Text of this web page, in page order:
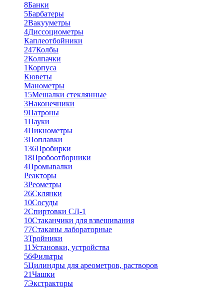
8Банки
5Барбатеры
2Вакууметры
4Диссоциометры
Каплеотбойники
247Колбы
2Колпачки
1Корпуса
Кюветы
Манометры
15Мешалки стеклянные
3Наконечники
9Патроны
1Пауки
4Пикнометры
3Поплавки
136Пробирки
18Пробоотборники
4Промывалки
Реакторы
3Реометры
26Склянки
10Сосуды
2Спиртовки СЛ-1
10Стаканчики для взвешивания
77Стаканы лабораторные
3Тройники
11Установки, устройства
56Фильтры
5Цилиндры для ареометров, растворов
21Чашки
7Экстракторы